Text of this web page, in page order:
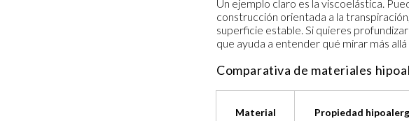
Un ejemplo claro es la viscoelástica.
construcción orientada a la
superficie estable. Si quieres
que ayuda a entender qué mirar más
Comparativa de materiales
Material Propiedad